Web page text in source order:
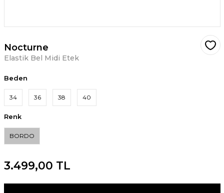
Nocturne
Elastik Bel Midi Etek
Beden
34 36 38 40
Renk
BORDO
3.499,00 TL